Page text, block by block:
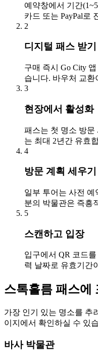
예약창에서 기간
카드 또는 PayPal로
2
디지털 패스 받기
구매 즉시 Go City
습니다. 바우처 교
3
현장에서 활성화
패스는 첫 명소 방문
는 최대 2년간 유효
4
방문 계획 세우기
일부 투어는 사전
분의 박물관은 즉흥
5
스캔하고 입장
입구에서 QR 코드
력 날짜로 유효기간
스톡홀름 패스에
가장 인기 있는 명소를 추
이지에서 확인하실 수 있
바사 박물관